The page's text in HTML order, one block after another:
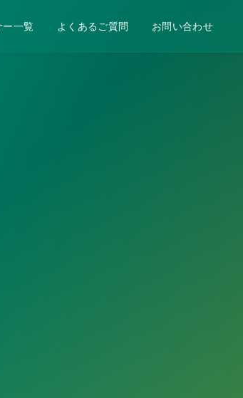
ー一覧 よくあるご質問 お問い合わせ